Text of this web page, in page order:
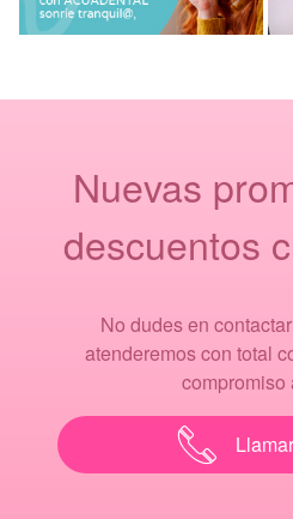
Nuevas
descuentos
No dudes en
atenderemos con total
compromiso